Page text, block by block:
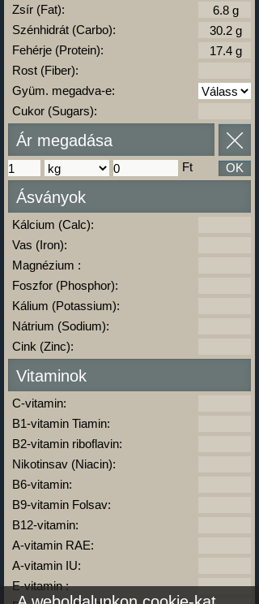
Zsír (Fat):
Szénhidrát (Carbo):
Fehérje (Protein):
Rost (Fiber):
Gyüm. megadva-e:
Cukor (Sugars):
Ár megadása
Ft OK
Ásványok
Kálcium (Calc):
Vas (Iron):
Magnézium :
Foszfor (Phosphor):
Kálium (Potassium):
Nátrium (Sodium):
Cink (Zinc):
Vitaminok
C-vitamin:
B1-vitamin Tiamin:
B2-vitamin riboflavin:
Nikotinsav (Niacin):
B6-vitamin:
B9-vitamin Folsav:
B12-vitamin:
A-vitamin RAE:
A-vitamin IU:
E-vitamin :